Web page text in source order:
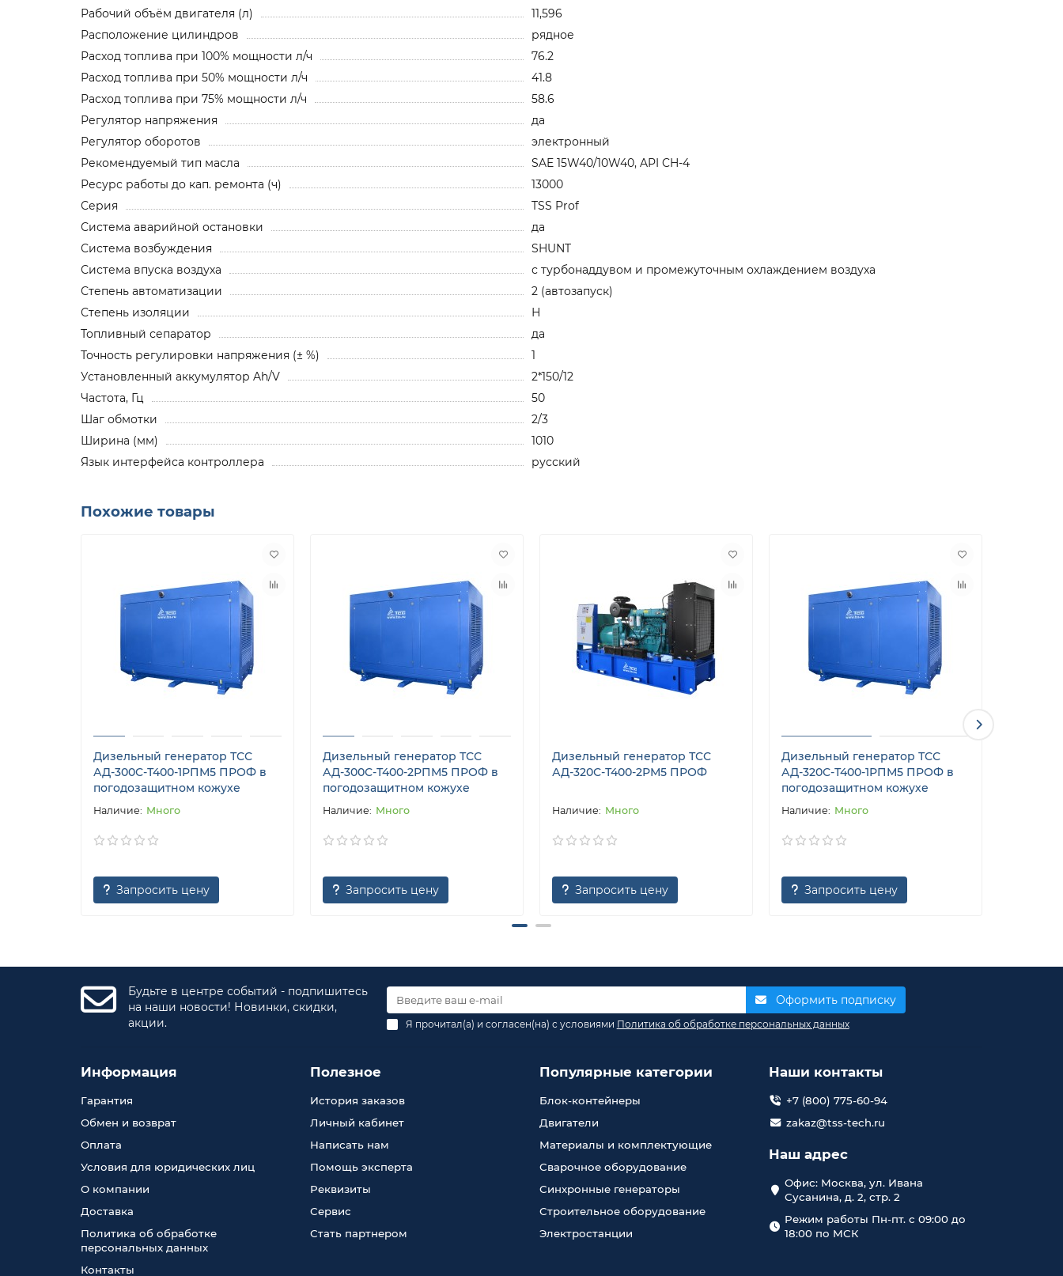
Рабочий объём двигателя (л)
11,596
Расположение цилиндров
рядное
Расход топлива при 100% мощности л/ч
76.2
Расход топлива при 50% мощности л/ч
41.8
Расход топлива при 75% мощности л/ч
58.6
Регулятор напряжения
да
Регулятор оборотов
электронный
Рекомендуемый тип масла
SAE 15W40/10W40, API CH-4
Ресурс работы до кап. ремонта (ч)
13000
Серия
TSS Prof
Система аварийной остановки
да
Система возбуждения
SHUNT
Система впуска воздуха
с турбонаддувом и промежуточным охлаждением воздуха
Степень автоматизации
2 (автозапуск)
Степень изоляции
Н
Топливный сепаратор
да
Точность регулировки напряжения (± %)
1
Установленный аккумулятор Ah/V
2*150/12
Частота, Гц
50
Шаг обмотки
2/3
Ширина (мм)
1010
Язык интерфейса контроллера
русский
Похожие товары
Дизельный генератор ТСС
АД-300С-Т400-1РПМ5 ПРОФ в
погодозащитном кожухе
Много
Запросить цену
Дизельный генератор ТСС
АД-300С-Т400-2РПМ5 ПРОФ в
погодозащитном кожухе
Много
Запросить цену
Дизельный генератор ТСС
АД-320С-Т400-2РМ5 ПРОФ
Много
Запросить цену
Дизельный генератор ТСС
АД-320С-Т400-1РПМ5 ПРОФ в
погодозащитном кожухе
Много
Запросить цену
Будьте в центре событий - подпишитесь
на наши новости! Новинки, скидки,
акции.
Оформить подписку
Я прочитал(а) и согласен(на) с условиями Политика об обработке персональных данных
Информация
Гарантия
Обмен и возврат
Оплата
Условия для юридических лиц
О компании
Доставка
Политика об обработке
персональных данных
Контакты
Полезное
История заказов
Личный кабинет
Написать нам
Помощь эксперта
Реквизиты
Сервис
Стать партнером
Популярные категории
Блок-контейнеры
Двигатели
Материалы и комплектующие
Сварочное оборудование
Синхронные генераторы
Строительное оборудование
Электростанции
Наши контакты
+7 (800) 775-60-94
zakaz@tss-tech.ru
Наш адрес
Офис: Москва, ул. Ивана
Сусанина, д. 2, стр. 2
Режим работы Пн-пт. с 09:00 до
18:00 по МСК